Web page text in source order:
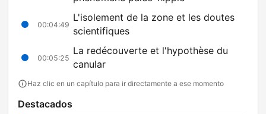
00:04:49
L'isolement de la zone et les doutes
scientifiques
00:05:25
La redécouverte et l'hypothèse du
canular
Haz clic en un capítulo para ir directamente a ese momento
Destacados